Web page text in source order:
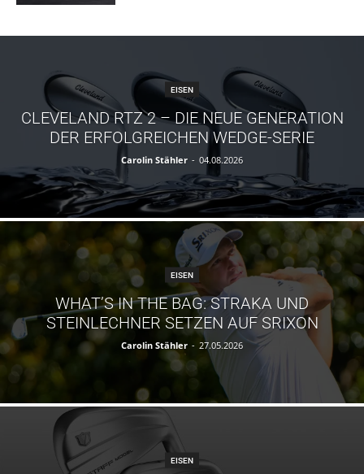
EISEN
CLEVELAND RTZ 2 – DIE NEUE GENERATION
DER ERFOLGREICHEN WEDGE-SERIE
Carolin Stähler - 04.08.2026
EISEN
WHAT’S IN THE BAG: STRAKA UND
STEINLECHNER SETZEN AUF SRIXON
Carolin Stähler - 27.05.2026
EISEN